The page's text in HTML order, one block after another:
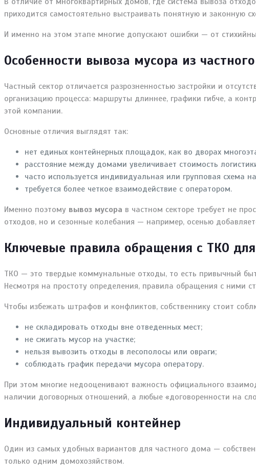
приходится самостоятельно выстраивать понятную и законную
И именно на этом этапе многие допускают ошибки — от
Особенности вывоза мусора из
Частный сектор отличается разрозненностью застройки и
организацию процесса: маршруты длиннее, графики гибче, а
этой компании.
Основные отличия выглядят так:
нет единых контейнерных площадок, как во дворах
расстояние между домами увеличивает стоимость
часто используется индивидуальная или групповая схема
требуется более четкое взаимодействие с оператором.
Именно поэтому вывоз мусора в частном секторе требует не
отходов, но и сезонные колебания — например, осенью
Ключевые правила обращения с ТКО для
ТКО — это твердые коммунальные отходы, то есть привычный
Несмотря на простоту определения, правила обращения с ними
Чтобы избежать штрафов и конфликтов, собственнику стоит
не складировать отходы вне отведенных мест;
не сжигать мусор на участке;
нельзя вывозить отходы в лесополосы или овраги;
соблюдать график передачи мусора оператору.
При этом многие недооценивают важность официального
наличии договорных отношений, а любые «договоренности на
Индивидуальный контейнер
Один из самых удобных вариантов для частного дома —
только одним домохозяйством.